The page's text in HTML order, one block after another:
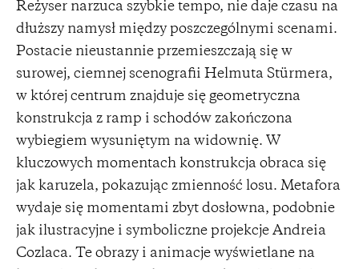
Reżyser narzuca szybkie tempo, nie daje czasu na
dłuższy namysł między poszczególnymi scenami.
Postacie nieustannie przemieszczają się w
surowej, ciemnej scenografii Helmuta Stürmera,
w której centrum znajduje się geometryczna
konstrukcja z ramp i schodów zakończona
wybiegiem wysuniętym na widownię. W
kluczowych momentach konstrukcja obraca się
jak karuzela, pokazując zmienność losu. Metafora
wydaje się momentami zbyt dosłowna, podobnie
jak ilustracyjne i symboliczne projekcje Andreia
Cozlaca. Te obrazy i animacje wyświetlane na